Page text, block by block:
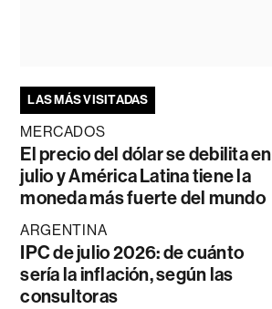
LAS MÁS VISITADAS
MERCADOS
El precio del dólar se debilita en
julio y América Latina tiene la
moneda más fuerte del mundo
ARGENTINA
IPC de julio 2026: de cuánto
sería la inflación, según las
consultoras